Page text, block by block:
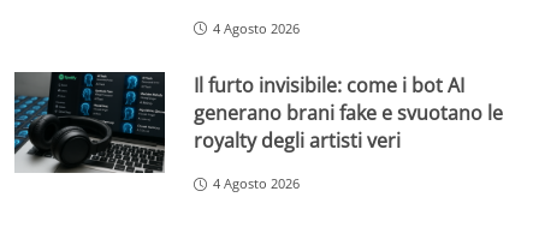
4 Agosto 2026
Il furto invisibile: come i bot AI
generano brani fake e svuotano le
royalty degli artisti veri
4 Agosto 2026